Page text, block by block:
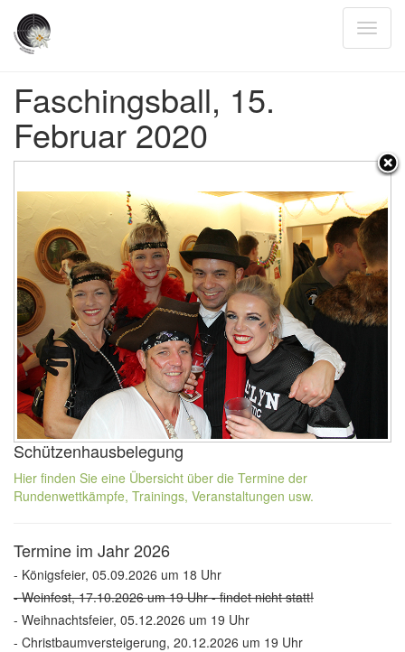
Faschingsball, 15.
Februar 2020
Schützenhausbelegung
Hier finden Sie eine Übersicht über die Termine der
Rundenwettkämpfe, Trainings, Veranstaltungen usw.
Termine im Jahr 2026
- Königsfeier, 05.09.2026 um 18 Uhr
- Weinfest, 17.10.2026 um 19 Uhr - findet nicht statt!
- Weihnachtsfeier, 05.12.2026 um 19 Uhr
- Christbaumversteigerung, 20.12.2026 um 19 Uhr